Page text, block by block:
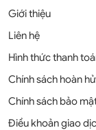
Giới thiệu
Liên hệ
Hình thức thanh
Chính sách hoàn
Chính sách bảo
Điều khoản giao